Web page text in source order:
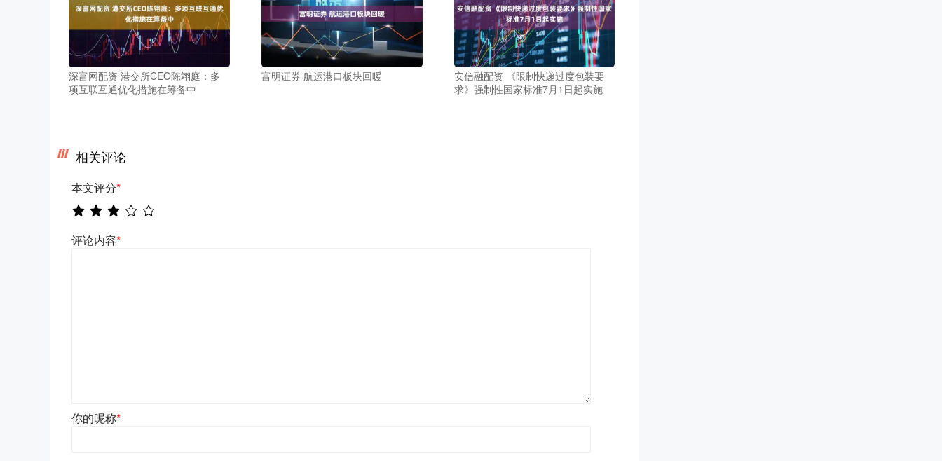
深富网配资 港交所CEO陈翊庭：多
项互联互通优化措施在筹备中
富明证券 航运港口板块回暖
安信融配资 《限制快递过度包装要
求》强制性国家标准7月1日起实施
相关评论
本文评分*
评论内容*
你的昵称*